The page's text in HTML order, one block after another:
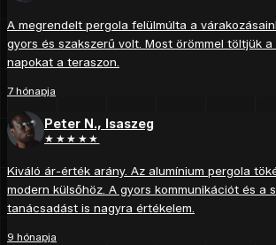
A megrendelt pergola felülmúlta a
gyors és szakszerű volt. Most örömmel töltjük
napokat a teraszon.
7 hónapja
Peter N., Isaszeg
★★★★★
Kiváló ár-érték arány. Az alumínium pergola
modern külsőhöz. A gyors kommunikációt és a
tanácsadást is nagyra értékelem.
9 hónapja